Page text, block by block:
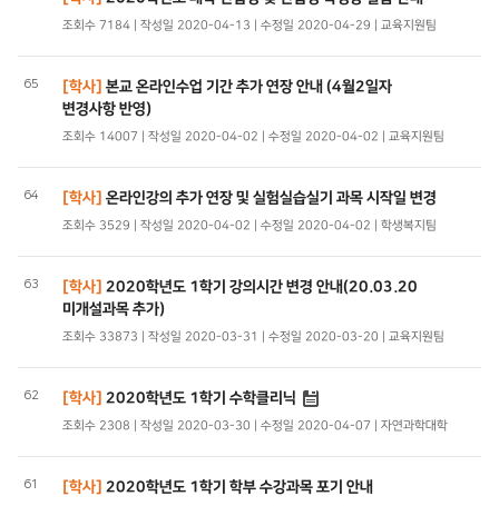
조회수 7184 | 작성일 2020-04-13 | 수정일 2020-04-29 | 교육지원팀
65 [학사] 본교 온라인수업 기간 추가 연장 안내 (4월2일자
변경사항 반영)
조회수 14007 | 작성일 2020-04-02 | 수정일 2020-04-02 | 교육지원팀
64 [학사] 온라인강의 추가 연장 및 실험실습실기 과목 시작일 변경
조회수 3529 | 작성일 2020-04-02 | 수정일 2020-04-02 | 학생복지팀
63 [학사] 2020학년도 1학기 강의시간 변경 안내(20.03.20
미개설과목 추가)
조회수 33873 | 작성일 2020-03-31 | 수정일 2020-03-20 | 교육지원팀
62 [학사] 2020학년도 1학기 수학클리닉
조회수 2308 | 작성일 2020-03-30 | 수정일 2020-04-07 | 자연과학대학
61 [학사] 2020학년도 1학기 학부 수강과목 포기 안내